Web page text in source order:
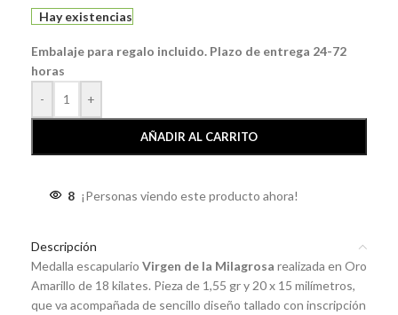
Hay existencias
Embalaje para regalo incluido. Plazo de entrega 24-72
horas
-
+
AÑADIR AL CARRITO
8 ¡Personas viendo este producto ahora!
Descripción
Medalla escapulario Virgen de la Milagrosa realizada en Oro
Amarillo de 18 kilates. Pieza de 1,55 gr y 20 x 15 milímetros,
que va acompañada de sencillo diseño tallado con inscripción